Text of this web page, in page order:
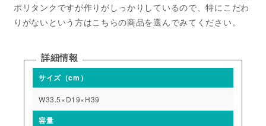
ポリタンクですが作りがしっかりしているので、特にこだわ
りがないという方はこちらの商品を選んでみてください。
詳細情報
サイズ（cm）
W33.5×D19×H39
容量